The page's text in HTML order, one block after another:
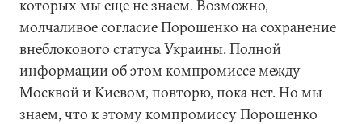
которых мы еще не знаем. Возможно,
молчаливое согласие Порошенко на сохранение
внеблокового статуса Украины. Полной
информации об этом компромиссе между
Москвой и Киевом, повторю, пока нет. Но мы
знаем, что к этому компромиссу Порошенко